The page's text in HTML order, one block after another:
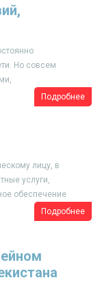
Но совсем
Подробнее
лицу, в
услуги,
обеспечение
Подробнее